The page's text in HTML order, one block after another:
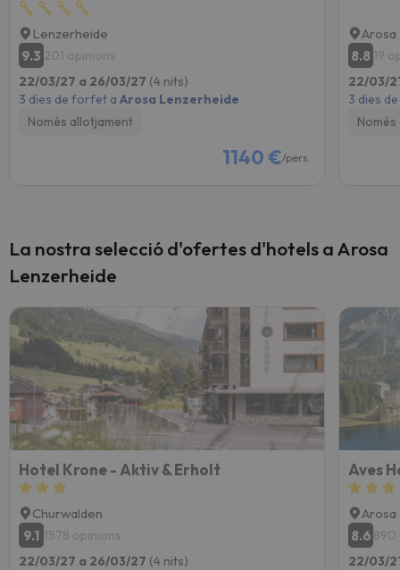
Lenzerheide
9.3 201 opinions
22/03/27 a 26/03/27 (4 nits)
3 dies de forfet a Arosa Lenzerheide
Només allotjament
1140 €/pers.
Arosa
8.8 19
22/03/
3 dies
La nostra selecció d'ofertes d'hotels a Arosa
Lenzerheide
Hotel Krone - Aktiv & Erholt
Churwalden
9.1 1578 opinions
22/03/27 a 26/03/27 (4 nits)
Aves
Arosa
8.6 890
22/03/